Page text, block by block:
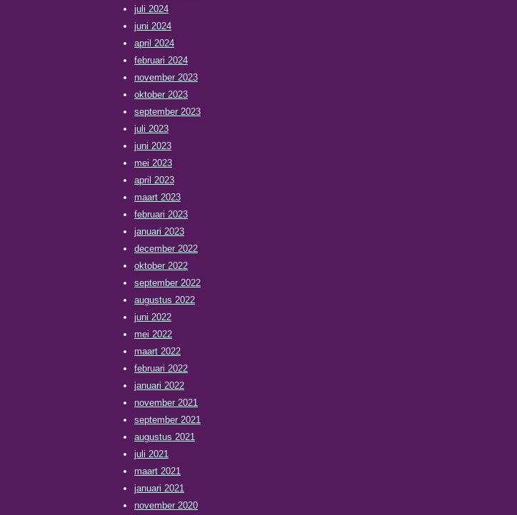
juli 2024
juni 2024
april 2024
februari 2024
november 2023
oktober 2023
september 2023
juli 2023
juni 2023
mei 2023
april 2023
maart 2023
februari 2023
januari 2023
december 2022
oktober 2022
september 2022
augustus 2022
juni 2022
mei 2022
maart 2022
februari 2022
januari 2022
november 2021
september 2021
augustus 2021
juli 2021
maart 2021
januari 2021
november 2020